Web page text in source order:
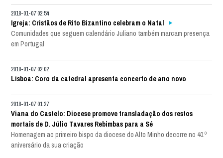
2018-01-07 02:54
Igreja: Cristãos de Rito Bizantino celebram o Natal
Comunidades que seguem calendário Juliano também marcam presença
em Portugal
2018-01-07 02:02
Lisboa: Coro da catedral apresenta concerto de ano novo
2018-01-07 01:27
Viana do Castelo: Diocese promove transladação dos restos
mortais de D. Júlio Tavares Rebimbas para a Sé
Homenagem ao primeiro bispo da diocese do Alto Minho decorre no 40.º
aniversário da sua criação